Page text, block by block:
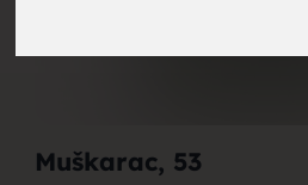
Muškarac, 53
brak,